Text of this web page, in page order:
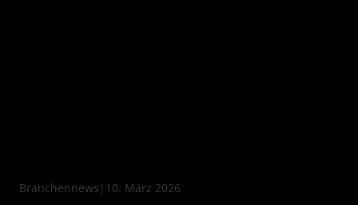
Branchennews | 10. März 2026